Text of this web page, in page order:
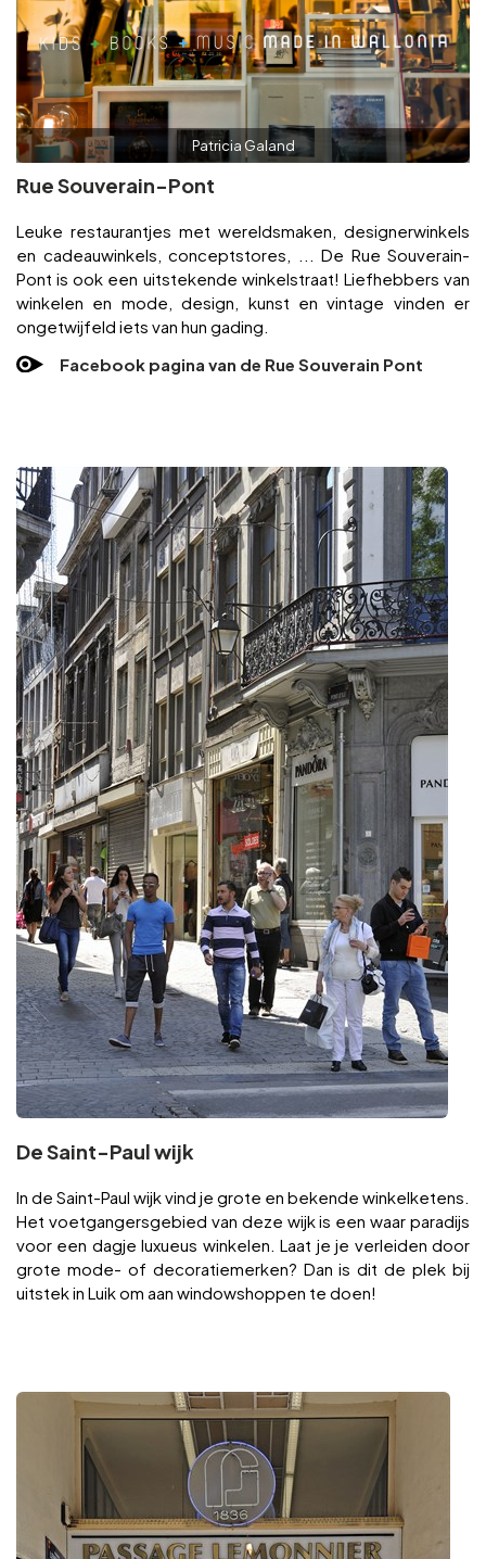
Patricia Galand
Rue Souverain-Pont
Leuke restaurantjes met wereldsmaken, designerwinkels
en cadeauwinkels, conceptstores, ... De Rue Souverain-
Pont is ook een uitstekende winkelstraat! Liefhebbers van
winkelen en mode, design, kunst en vintage vinden er
ongetwijfeld iets van hun gading.
Facebook pagina van de Rue Souverain Pont
De Saint-Paul wijk
In de Saint-Paul wijk vind je grote en bekende winkelketens.
Het voetgangersgebied van deze wijk is een waar paradijs
voor een dagje luxueus winkelen. Laat je je verleiden door
grote mode- of decoratiemerken? Dan is dit de plek bij
uitstek in Luik om aan windowshoppen te doen!